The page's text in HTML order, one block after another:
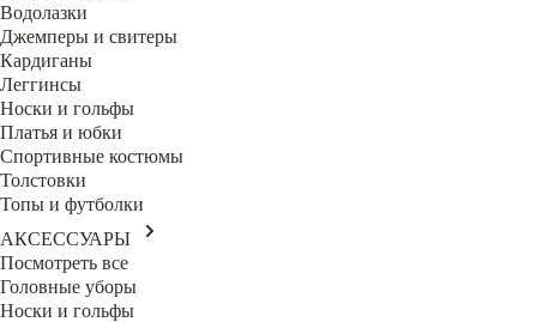
Водолазки
Джемперы и свитеры
Кардиганы
Леггинсы
Носки и гольфы
Платья и юбки
Спортивные костюмы
Толстовки
Топы и футболки
АКСЕССУАРЫ
Посмотреть все
Головные уборы
Носки и гольфы